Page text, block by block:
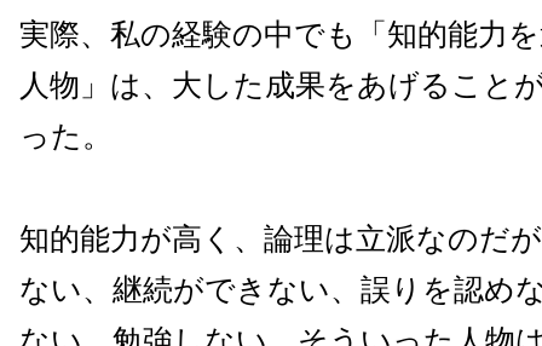
実際、私の経験の中でも「知的能力
人物」は、大した成果をあげること
った。
知的能力が高く、論理は立派なのだ
ない、継続ができない、誤りを認め